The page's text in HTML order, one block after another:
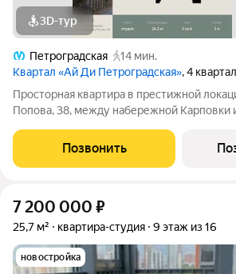
3D-тур
Петроградская
14 мин.
Квартал «Ай Ди Петроградская», 4
Просторная квартира в престижной локации ул.
Попова, 38, между набережной Карповки
виды на Иоанновский монастырь и реку
доступности метро
Позвонить
7 200 000 ₽
25,7 м² квартира-студия 9 этаж из 16
новостройка